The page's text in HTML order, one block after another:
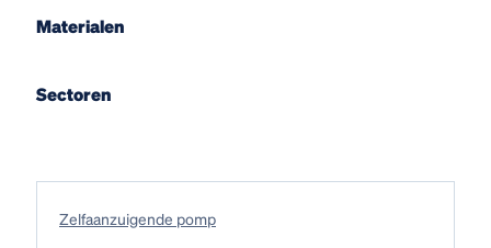
Materialen
Sectoren
Zelfaanzuigende pomp